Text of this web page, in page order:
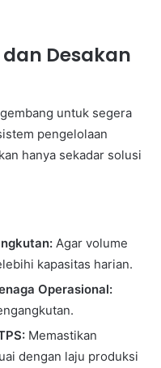
Desakan
untuk segera
pengelolaan
hanya sekadar solusi
Agar volume
kapasitas harian.
Operasional:
Memastikan
dengan laju produksi